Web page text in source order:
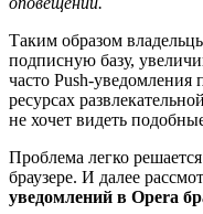
Таким образом
подписную базу,
часто Push-уведомления
ресурсах
не хочет видеть
Проблема легко
браузере. И далее
уведомлений в Opera